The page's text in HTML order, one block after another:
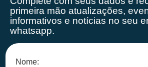
primeira mão atualizações,
informativos e notícias no seu
whatsapp.
Nome: